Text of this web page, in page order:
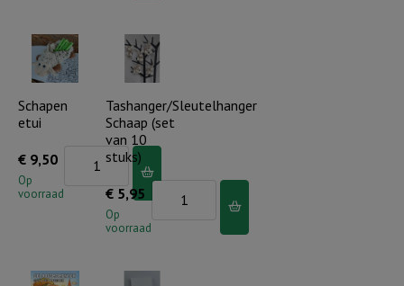
in
de
wolken
(compleet)
Schapen
etui
€ 9,50
Op
voorraad
Schapen
Tashanger/Sleutelhanger
Schaap (set
van 10
stuks)
€ 5,95
Op
voorraad